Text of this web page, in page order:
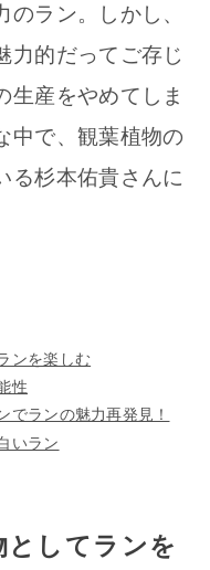
ラン。しかし、
力的だってご存じ
産をやめてしま
中で、観葉植物の
る杉本佑貴さんに
ンを楽しむ
性
ランの魅力再発見！
いラン
としてランを